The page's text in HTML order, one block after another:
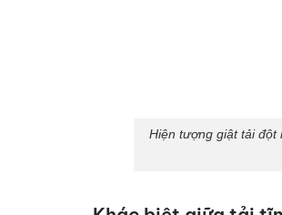
Hiện tượng giật tải đột